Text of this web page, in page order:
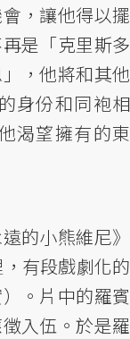
，讓他得以擺
是「克里斯多
，他將和其他
身份和同袍相
渴望擁有的東
的小熊維尼》
，有段戲劇化的
。片中的羅賓
入伍。於是羅